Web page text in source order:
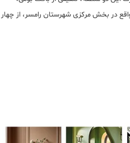
در بخش مرکزی شهرستان رامسر، از چهار